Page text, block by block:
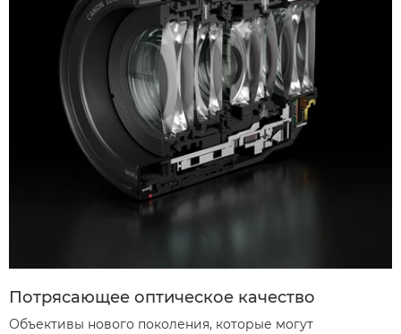
Потрясающее оптическое качество
Объективы нового поколения, которые могут